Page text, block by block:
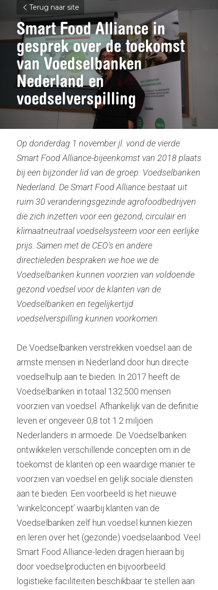
Terug naar site
Smart Food Alliance in
gesprek over de toekomst
van Voedselbanken
Nederland en
voedselverspilling
Op donderdag 1 november jl. vond de vierde
Smart Food Alliance-bijeenkomst van 2018 plaats
bij een bijzonder lid van de groep: Voedselbanken
Nederland. De Smart Food Alliance bestaat uit
ruim 30 veranderingsgezinde agrofoodbedrijven
die zich inzetten voor een gezond, circulair en
klimaatneutraal voedselsysteem voor een eerlijke
prijs. Samen met de CEO’s en andere
directieleden bespraken we hoe we de
Voedselbanken kunnen voorzien van voldoende
gezond voedsel voor de klanten van de
Voedselbanken en tegelijkertijd
voedselverspilling kunnen voorkomen.
De Voedselbanken verstrekken voedsel aan de
armste mensen in Nederland door hun directe
voedselhulp aan te bieden. In 2017 heeft de
Voedselbanken in totaal 132.500 mensen
voorzien van voedsel. Afhankelijk van de definitie
leven er ongeveer 0,8 tot 1.2 miljoen
Nederlanders in armoede. De Voedselbanken
ontwikkelen verschillende concepten om in de
toekomst de klanten op een waardige manier te
voorzien van voedsel en gelijk sociale diensten
aan te bieden. Een voorbeeld is het nieuwe
‘winkelconcept’ waarbij klanten van de
Voedselbanken zelf hun voedsel kunnen kiezen
en leren over het (gezonde) voedselaanbod. Veel
Smart Food Alliance-leden dragen hieraan bij
door voedselproducten en bijvoorbeeld
logistieke faciliteiten beschikbaar te stellen aan